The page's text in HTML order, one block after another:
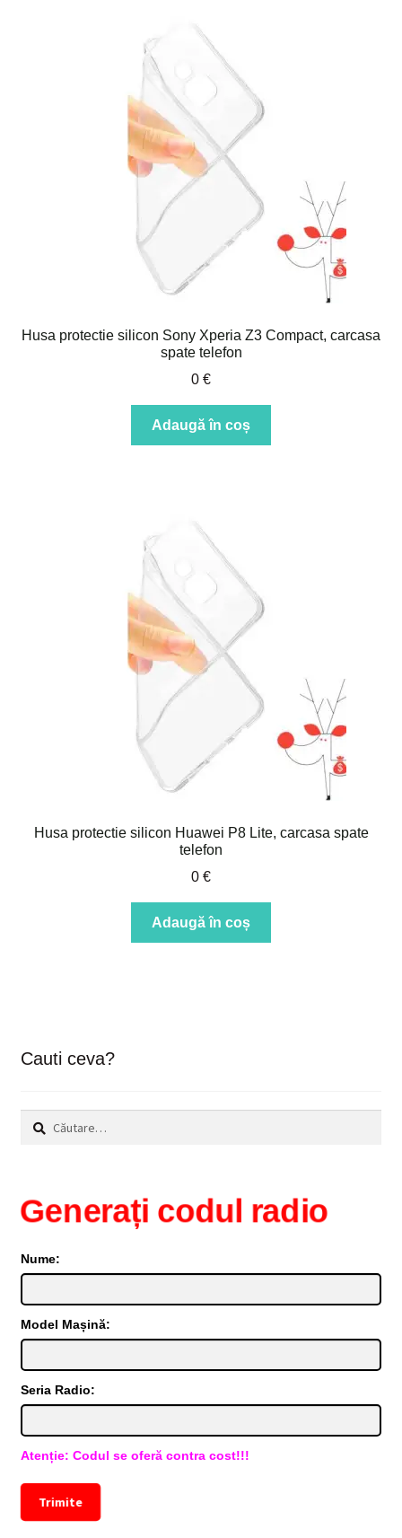
Husa protectie silicon Sony Xperia Z3 Compact, carcasa
spate telefon
0 €
Adaugă în coș
Husa protectie silicon Huawei P8 Lite, carcasa spate
telefon
0 €
Adaugă în coș
Cauti ceva?
Caută
după:
Generați codul radio
Nume:
Model Mașină:
Seria Radio:
Atenție: Codul se oferă contra cost!!!
Trimite